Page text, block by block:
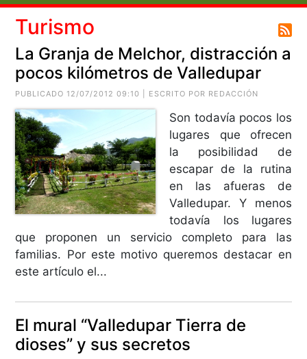
Turismo
La Granja de Melchor, distracción a
pocos kilómetros de Valledupar
PUBLICADO 12/07/2012 09:10 | ESCRITO POR REDACCIÓN
Son todavía pocos los
lugares que ofrecen
la posibilidad de
escapar de la rutina
en las afueras de
Valledupar. Y menos
todavía los lugares
que proponen un servicio completo para las
familias. Por este motivo queremos destacar en
este artículo el...
El mural “Valledupar Tierra de
dioses” y sus secretos